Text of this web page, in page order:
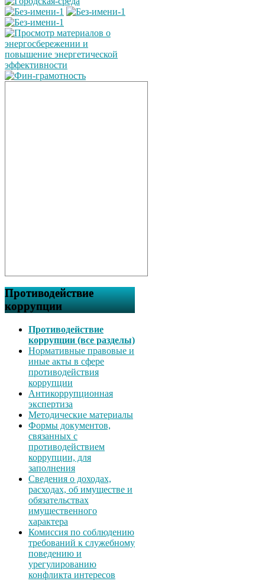
Противодействие
коррупции
Противодействие
коррупции (все разделы)
Нормативные правовые и
иные акты в сфере
противодействия
коррупции
Антикоррупционная
экспертиза
Методические материалы
Формы документов,
связанных с
противодействием
коррупции, для
заполнения
Сведения о доходах,
расходах, об имуществе и
обязательствах
имущественного
характера
Комиссия по соблюдению
требований к служебному
поведению и
урегулированию
конфликта интересов